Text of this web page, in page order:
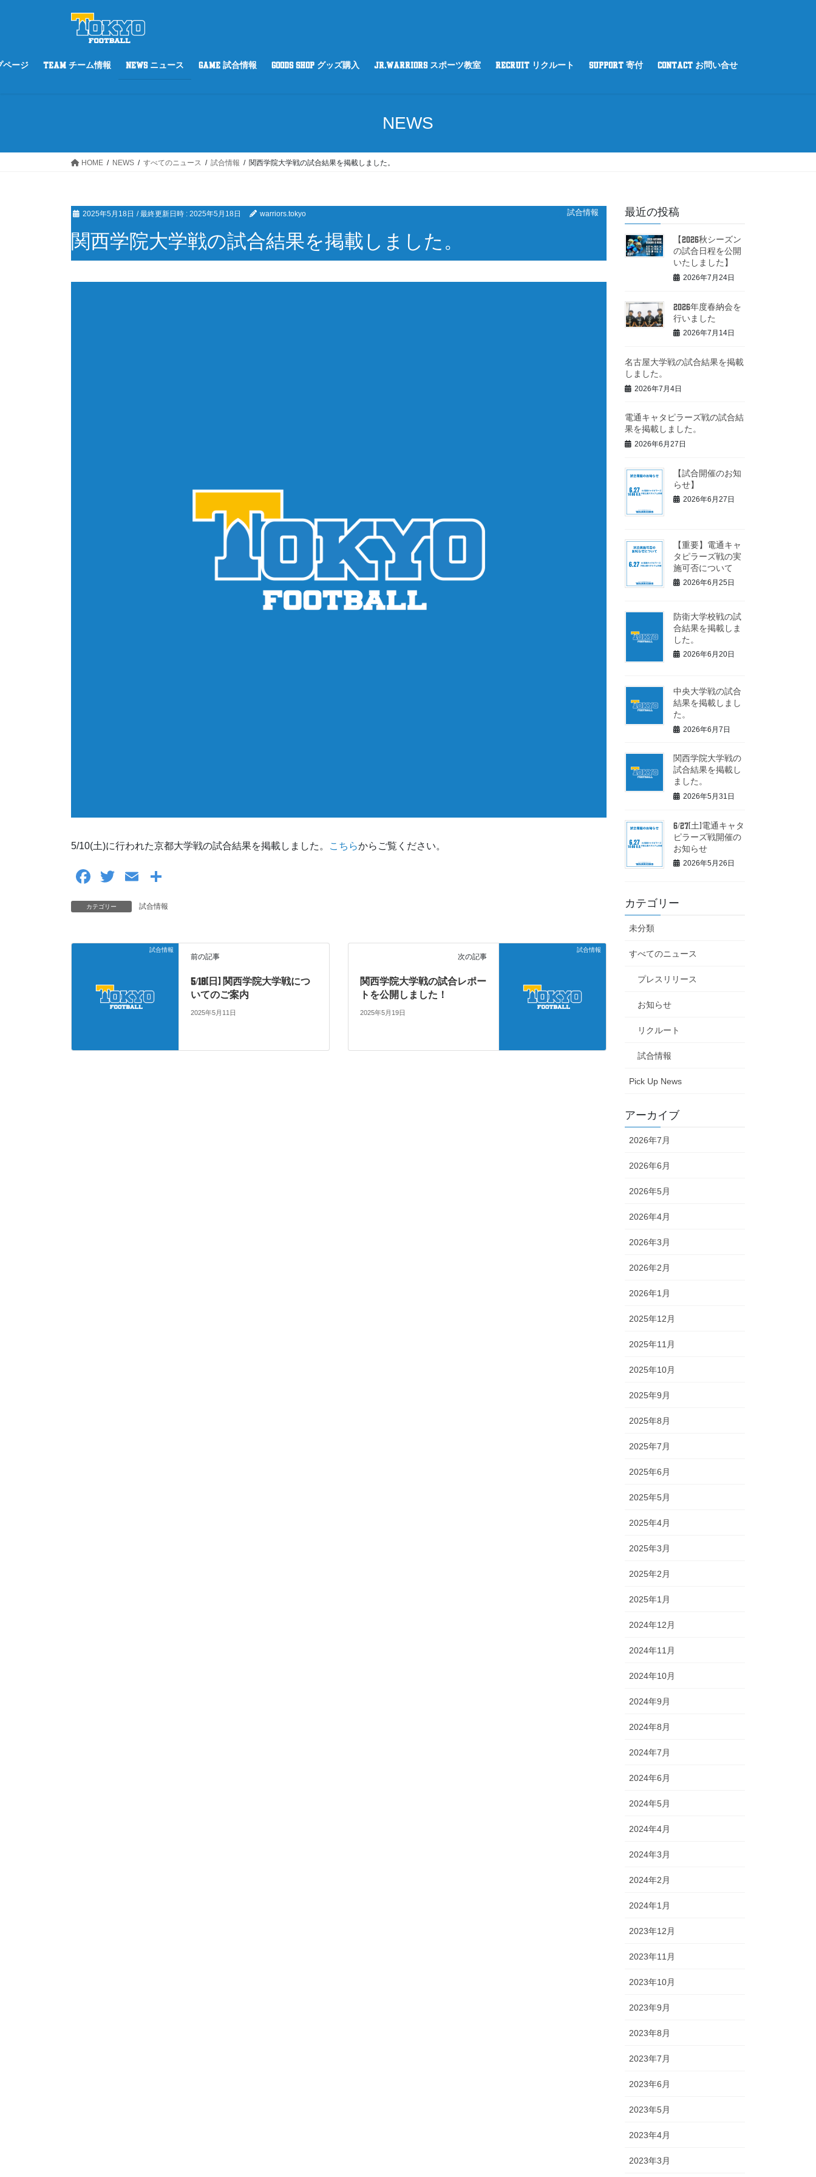
ツ
シページ TEAM チーム情報 NEWS ニュース GAME 試合情報 GOODS SHOP グッズ購入 Jr.WARRIORS スポーツ教室 RECRUIT リクルート SUPPORT 寄付 CONTACT お問い合せ
NEWS
HOME NEWS すべてのニュース 試合情報 関西学院大学戦の試合結果を掲載しました。
2025年5月18日 / 最終更新日時 : 2025年5月18日 warriors.tokyo 試合情報
関西学院大学戦の試合結果を掲載しました。
5/10(土)に行われた京都大学戦の試合結果を掲載しました。 こちらからご覧ください。
F
a
c
o
T
wi
tt
E
ail
カテゴリー 試合情報
試合情報
前の記事
5/18(日) 関西学院大学戦につ
いてのご案内
2025年5月11日
試合情報
次の記事
関西学院大学戦の試合レポー
トを公開しました！
2025年5月19日
最近の投稿
【2026秋シーズン
の試合日程を公開
いたしました】
2026年7月24日
2026年度春納会を
行いました
2026年7月14日
名古屋大学戦の試合結果を掲載
しました。
2026年7月4日
電通キャタピラーズ戦の試合結
果を掲載しました。
2026年6月27日
【試合開催のお知
らせ】
2026年6月27日
【重要】電通キャ
タピラーズ戦の実
施可否について
2026年6月25日
防衛大学校戦の試
合結果を掲載しま
した。
2026年6月20日
中央大学戦の試合
結果を掲載しまし
た。
2026年6月7日
関西学院大学戦の
試合結果を掲載し
ました。
2026年5月31日
6/27(土)電通キャタ
ピラーズ戦開催の
お知らせ
2026年5月26日
カテゴリー
未分類
すべてのニュース
プレスリリース
お知らせ
リクルート
試合情報
Pick Up News
アーカイブ
2026年7月
2026年6月
2026年5月
2026年4月
2026年3月
2026年2月
2026年1月
2025年12月
2025年11月
2025年10月
2025年9月
2025年8月
2025年7月
2025年6月
2025年5月
2025年4月
2025年3月
2025年2月
2025年1月
2024年12月
2024年11月
2024年10月
2024年9月
2024年8月
2024年7月
2024年6月
2024年5月
2024年4月
2024年3月
2024年2月
2024年1月
2023年12月
2023年11月
2023年10月
2023年9月
2023年8月
2023年7月
2023年6月
2023年5月
2023年4月
2023年3月